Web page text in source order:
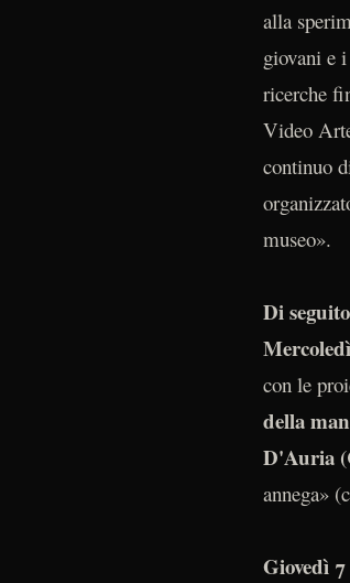
alla
giovani e
ricerche
Video
continuo
museo».
Di
con le
della
D'Auria
annega»
Giovedì